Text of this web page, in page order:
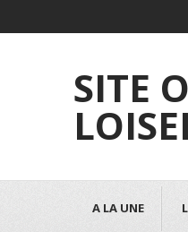
SITE
A LA UNE